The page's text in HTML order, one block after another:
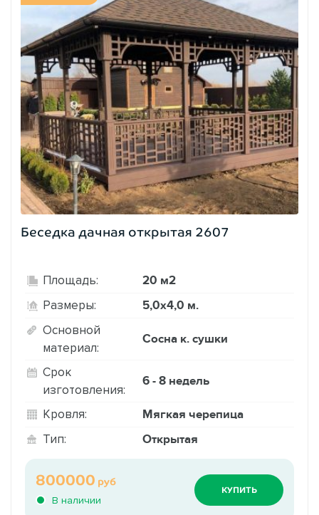
Беседка дачная открытая 2607
Площадь: 20 м2
Размеры: 5,0х4,0 м.
Основной
материал:
Сосна к. сушки
Срок
изготовления:
6 - 8 недель
Кровля: Мягкая черепица
Тип: Открытая
В наличии
800000 руб
КУПИТЬ